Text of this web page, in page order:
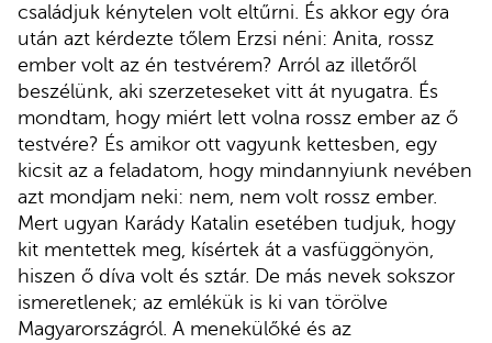
családjuk kénytelen volt eltűrni. És akkor egy óra
után azt kérdezte tőlem Erzsi néni: Anita, rossz
ember volt az én testvérem? Arról az illetőről
beszélünk, aki szerzeteseket vitt át nyugatra. És
mondtam, hogy miért lett volna rossz ember az ő
testvére? És amikor ott vagyunk kettesben, egy
kicsit az a feladatom, hogy mindannyiunk nevében
azt mondjam neki: nem, nem volt rossz ember.
Mert ugyan Karády Katalin esetében tudjuk, hogy
kit mentettek meg, kísértek át a vasfüggönyön,
hiszen ő díva volt és sztár. De más nevek sokszor
ismeretlenek; az emlékük is ki van törölve
Magyarországról. A menekülőké és az